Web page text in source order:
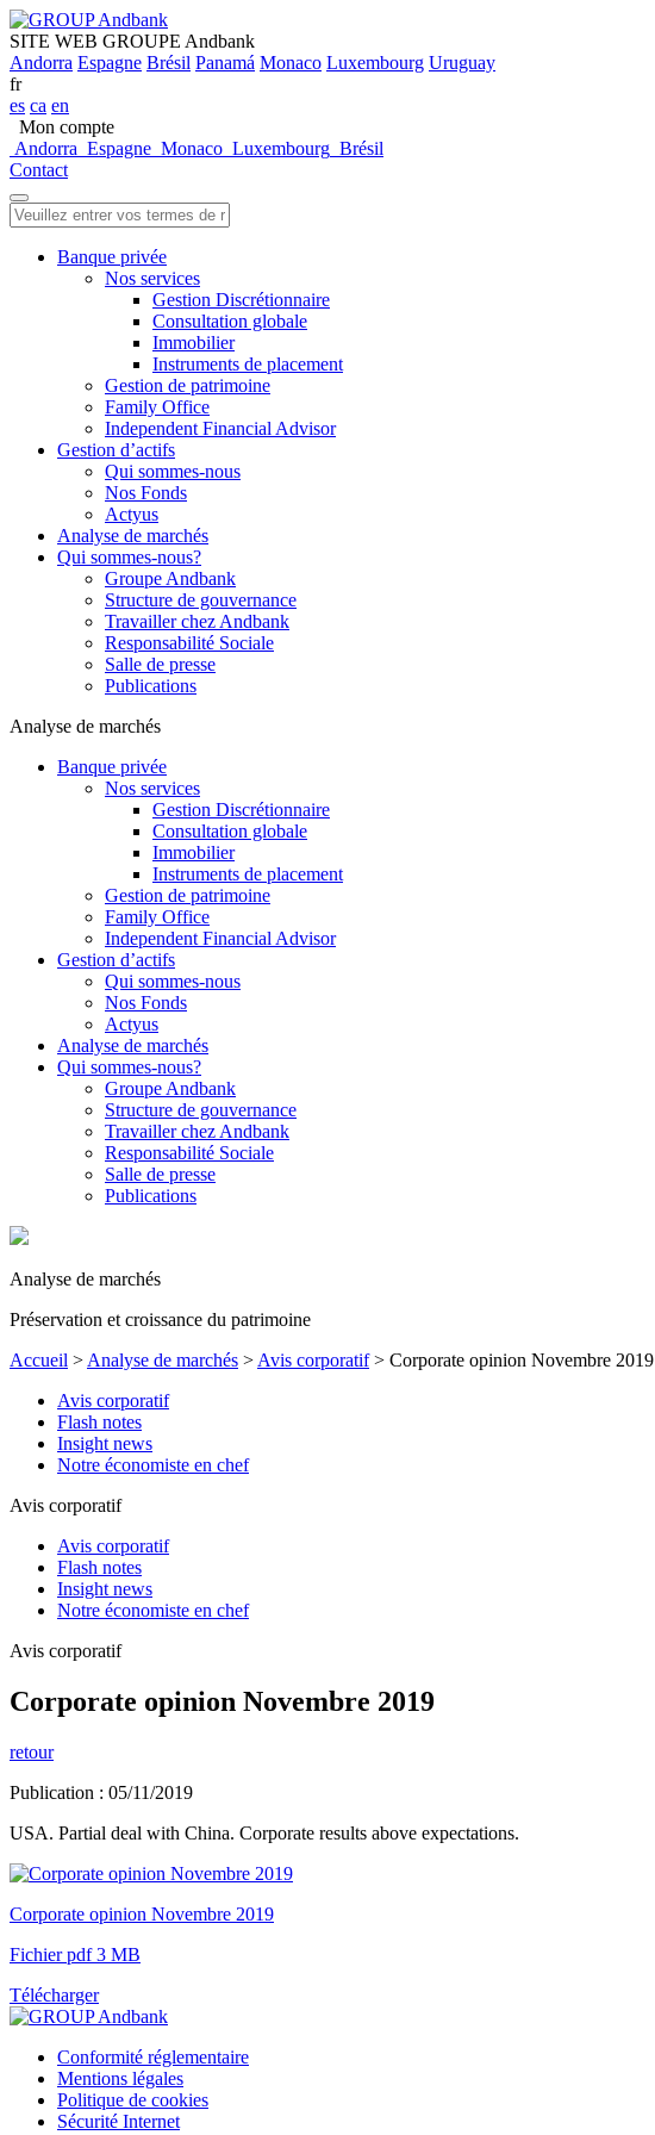
SITE WEB GROUPE Andbank
Andorra Espagne Brésil Panamá Monaco Luxembourg Uruguay
fr
es ca en
Mon compte
Andorra Espagne Monaco Luxembourg Brésil
Contact
Banque privée
Nos services
Gestion Discrétionnaire
Consultation globale
Immobilier
Instruments de placement
Gestion de patrimoine
Family Office
Independent Financial Advisor
Gestion d’actifs
Qui sommes-nous
Nos Fonds
Actyus
Analyse de marchés
Qui sommes-nous?
Groupe Andbank
Structure de gouvernance
Travailler chez Andbank
Responsabilité Sociale
Salle de presse
Publications
Analyse de marchés
Banque privée
Nos services
Gestion Discrétionnaire
Consultation globale
Immobilier
Instruments de placement
Gestion de patrimoine
Family Office
Independent Financial Advisor
Gestion d’actifs
Qui sommes-nous
Nos Fonds
Actyus
Analyse de marchés
Qui sommes-nous?
Groupe Andbank
Structure de gouvernance
Travailler chez Andbank
Responsabilité Sociale
Salle de presse
Publications
Analyse de marchés
Préservation et croissance du patrimoine
Accueil > Analyse de marchés > Avis corporatif> Corporate opinion Novembre 2019
Avis corporatif
Flash notes
Insight news
Notre économiste en chef
Avis corporatif
Avis corporatif
Flash notes
Insight news
Notre économiste en chef
Avis corporatif
Corporate opinion Novembre 2019
retour
Publication : 05/11/2019
USA. Partial deal with China. Corporate results above expectations.
Corporate opinion Novembre 2019
Fichier pdf 3 MB
Télécharger
Conformité réglementaire
Mentions légales
Politique de cookies
Sécurité Internet